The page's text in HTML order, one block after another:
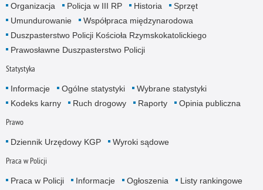
Organizacja
Policja w III RP Historia
Sprzęt
Umundurowanie
Współpraca międzynarodowa
Duszpasterstwo Policji Kościoła Rzymskokatolickiego
Prawosławne Duszpasterstwo Policji
Statystyka
Informacje Ogólne statystyki
Wybrane statystyki
Kodeks karny
Ruch drogowy Raporty Opinia publiczna
Prawo
Dziennik Urzędowy KGP Wyroki sądowe
Praca w Policji
Praca w Policji Informacje Ogłoszenia
Listy rankingowe